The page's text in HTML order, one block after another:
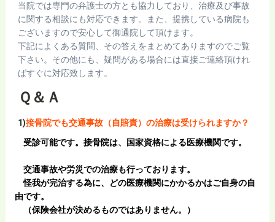
当院では専門の弁護士の方とも協力しており、治療及び事故
に関する相談にも対応できます。また、提携している病院も
ございますので安心して御通院して頂けます。
下記によくある質問、その答えをまとめてありますのでご覧
下さい。その他にも、疑問がある場合には直接ご連絡頂けれ
ばすぐに対応致します。
Ｑ＆Ａ
1)接骨院でも交通事故（自賠責）の治療は受けられますか？
受診可能です。接骨院は、国家資格による医療機関です。
交通事故や労災での治療も行っております。
怪我が完治する為に、どの医療機関にかかるかはご自身の自
由です。
（保険会社が決めるものではありません。）